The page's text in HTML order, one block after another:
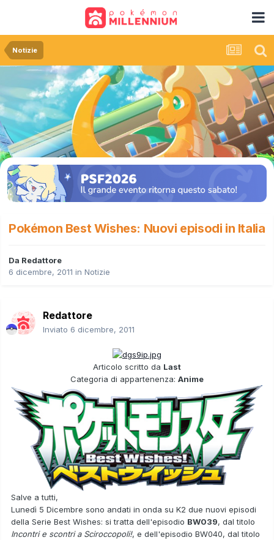
Notizie
Pokémon Best Wishes: Nuovi episodi in Italia
Da Redattore
6 dicembre, 2011 in Notizie
Redattore
Inviato 6 dicembre, 2011
Articolo scritto da Last
Categoria di appartenenza: Anime
Salve a tutti,
Lunedì 5 Dicembre sono andati in onda su K2 due nuovi episodi
della Serie Best Wishes: si tratta dell'episodio BW039, dal titolo
Incontri e scontri a Sciroccopoli!, e dell'episodio BW040, dal titolo